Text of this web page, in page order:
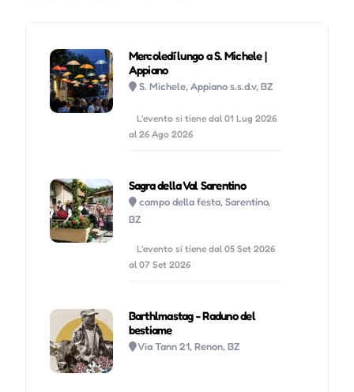
Mercoledí lungo a S. Michele |
Appiano
S. Michele, Appiano s.s.d.v, BZ
L'evento si tiene dal 01 Lug 2026
al 26 Ago 2026
Sagra della Val Sarentino
campo della festa, Sarentino,
BZ
L'evento si tiene dal 05 Set 2026
al 07 Set 2026
Barthlmastag - Raduno del
bestiame
Via Tann 21, Renon, BZ